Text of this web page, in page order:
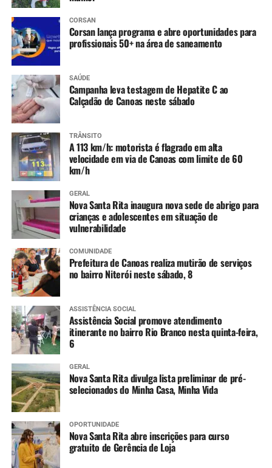
população”, declarou.
O deputado federal Luiz Carlos Busato afirmou que
continuará atuando para aproximar Canoas de programas
federais voltados ao setor.
“Quem conhece Canoas
sabe o tamanho da força
desta cidade. Nosso
trabalho em Brasília é abrir
portas, aproximar o
município dos programas
federais e ajudar a
encaminhar projetos
consistentes. Quando todos
atuam juntos, sem olhar
para siglas partidárias,
Canoas ganha mais força e
mais condições de
conquistar resultados”,
afirmou.
Já o vereador Dario Silveira destacou o potencial turístico
de eventos ligados à cultura gaúcha no município.
CORSAN
Corsan lança programa e abre oportunidades para
profissionais 50+ na área de saneamento
SAÚDE
Campanha leva testagem de Hepatite C ao
Calçadão de Canoas neste sábado
TRÂNSITO
A 113 km/h: motorista é flagrado em alta
velocidade em via de Canoas com limite de 60
km/h
GERAL
Nova Santa Rita inaugura nova sede de abrigo para
crianças e adolescentes em situação de
vulnerabilidade
COMUNIDADE
Prefeitura de Canoas realiza mutirão de serviços
no bairro Niterói neste sábado, 8
ASSISTÊNCIA SOCIAL
Assistência Social promove atendimento
itinerante no bairro Rio Branco nesta quinta-feira,
6
GERAL
Nova Santa Rita divulga lista preliminar de pré-
selecionados do Minha Casa, Minha Vida
OPORTUNIDADE
Nova Santa Rita abre inscrições para curso
gratuito de Gerência de Loja